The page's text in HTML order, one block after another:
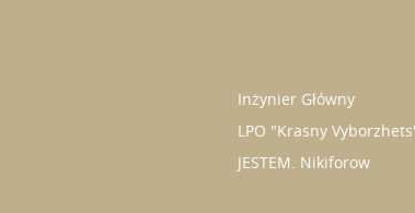
Inżynier Główny
LPO "Krasny
JESTEM. Nikiforow